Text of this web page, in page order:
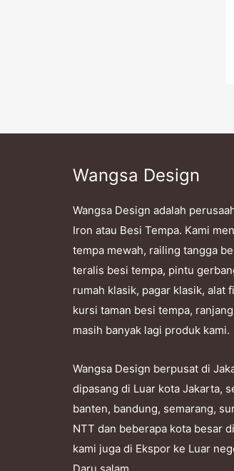
Wangsa Design
Wangsa Design adalah
Iron atau Besi Tempa. Kami
tempa mewah, railing tangga
teralis besi tempa, pintu
rumah klasik, pagar klasik, alat
kursi taman besi tempa,
masih banyak lagi produk kami.
Wangsa Design berpusat di
dipasang di Luar kota Jakarta,
banten, bandung, semarang,
NTT dan beberapa kota besar
kami juga di Ekspor ke Luar